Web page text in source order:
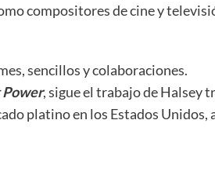
compositores de cine y
sencillos y colaboraciones.
Power, sigue el trabajo de Halsey
platino en los Estados Unidos,